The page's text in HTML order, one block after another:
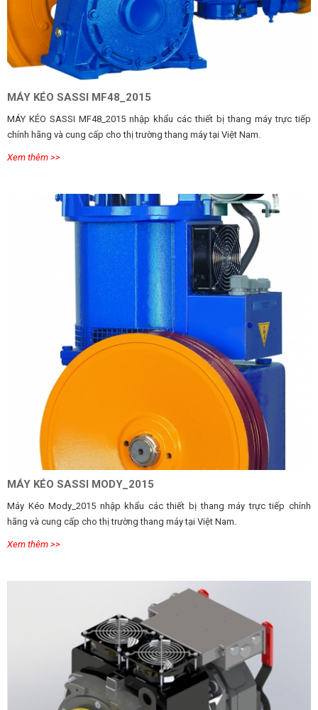
MÁY KÉO SASSI MF48_2015
MÁY KÉO SASSI MF48_2015 nhập khẩu các thiết bị thang máy trực tiếp
chính hãng và cung cấp cho thị trường thang máy tại Việt Nam.
Xem thêm >>
MÁY KÉO SASSI MODY_2015
Máy Kéo Mody_2015 nhập khẩu các thiết bị thang máy trực tiếp chính
hãng và cung cấp cho thị trường thang máy tại Việt Nam.
Xem thêm >>